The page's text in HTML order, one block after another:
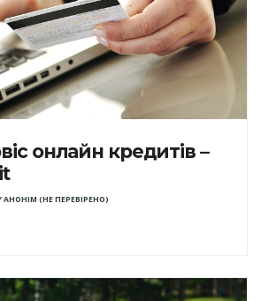
онлайн кредитів –
АНОНІМ (НЕ ПЕРЕВІРЕНО)